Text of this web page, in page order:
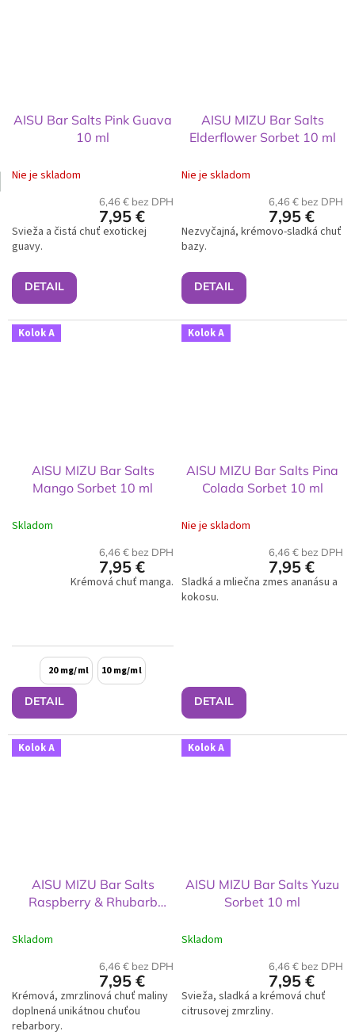
AISU Bar Salts Pink Guava
10 ml
Nie je skladom
6,46 € bez DPH
7,95 €
DETAIL
Svieža a čistá chuť exotickej
guavy.
AISU MIZU Bar Salts
Elderflower Sorbet 10 ml
Nie je skladom
6,46 € bez DPH
7,95 €
DETAIL
Nezvyčajná, krémovo-sladká chuť
bazy.
Kolok A
AISU MIZU Bar Salts
Mango Sorbet 10 ml
Skladom
6,46 € bez DPH
7,95 €
DETAIL
Krémová chuť manga.
20 mg/ml 10 mg/ml
Kolok A
AISU MIZU Bar Salts Pina
Colada Sorbet 10 ml
Nie je skladom
6,46 € bez DPH
7,95 €
DETAIL
Sladká a mliečna zmes ananásu a
kokosu.
Kolok A
AISU MIZU Bar Salts
Raspberry & Rhubarb
Skladom
6,46 € bez DPH
7,95 €
Krémová, zmrzlinová chuť maliny
doplnená unikátnou chuťou
rebarbory.
Kolok A
AISU MIZU Bar Salts Yuzu
Sorbet 10 ml
Skladom
6,46 € bez DPH
7,95 €
Svieža, sladká a krémová chuť
citrusovej zmrzliny.